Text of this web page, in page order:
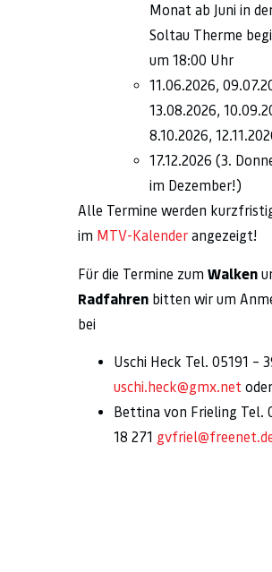
Monat ab Juni in
Soltau Therme
um 18:00 Uhr
11.06.2026,
13.08.2026,
8.10.2026,
17.12.2026 (3.
im Dezember!)
Alle Termine werden
im MTV-Kalender angezeigt!
Für die Termine zum Walken
Radfahren bitten wir um
bei
Uschi Heck Tel. 05191 –
uschi.heck@gmx.net oder
Bettina von Frieling Tel.
18 271